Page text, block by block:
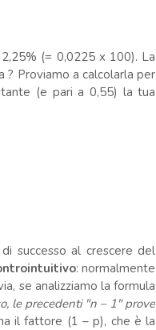
(= 0,0225 x 100). La
? Proviamo a calcolarla per
(e pari a 0,55) la tua
successo al crescere del
: normalmente
se analizziamo la formula
le precedenti "n – 1" prove
il fattore (1 – p), che è la